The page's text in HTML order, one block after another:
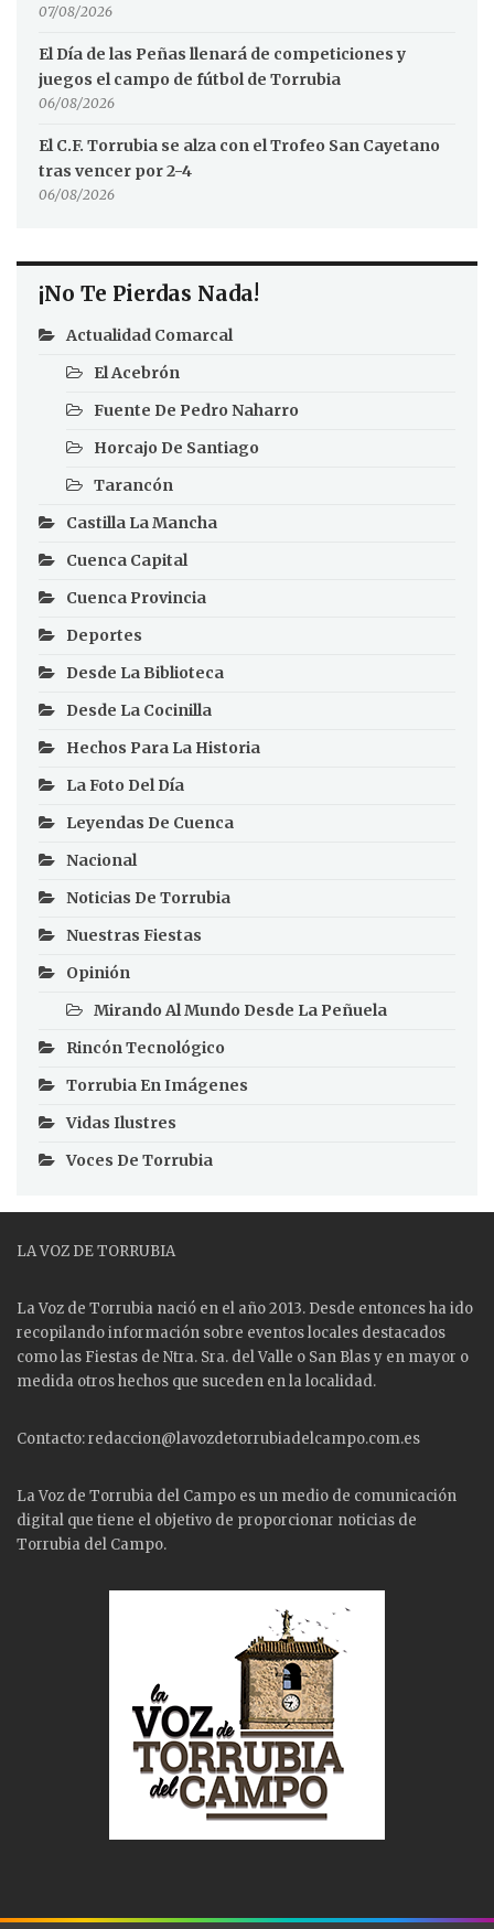
07/08/2026
El Día de las Peñas llenará de competiciones y
juegos el campo de fútbol de Torrubia
06/08/2026
El C.F. Torrubia se alza con el Trofeo San Cayetano
tras vencer por 2-4
06/08/2026
¡No Te Pierdas Nada!
Actualidad Comarcal
El Acebrón
Fuente De Pedro Naharro
Horcajo De Santiago
Tarancón
Castilla La Mancha
Cuenca Capital
Cuenca Provincia
Deportes
Desde La Biblioteca
Desde La Cocinilla
Hechos Para La Historia
La Foto Del Día
Leyendas De Cuenca
Nacional
Noticias De Torrubia
Nuestras Fiestas
Opinión
Mirando Al Mundo Desde La Peñuela
Rincón Tecnológico
Torrubia En Imágenes
Vidas Ilustres
Voces De Torrubia
LA VOZ DE TORRUBIA
La Voz de Torrubia nació en el año 2013. Desde entonces ha ido
recopilando información sobre eventos locales destacados
como las Fiestas de Ntra. Sra. del Valle o San Blas y en mayor o
medida otros hechos que suceden en la localidad.
Contacto: redaccion@lavozdetorrubiadelcampo.com.es
La Voz de Torrubia del Campo es un medio de comunicación
digital que tiene el objetivo de proporcionar noticias de
Torrubia del Campo.